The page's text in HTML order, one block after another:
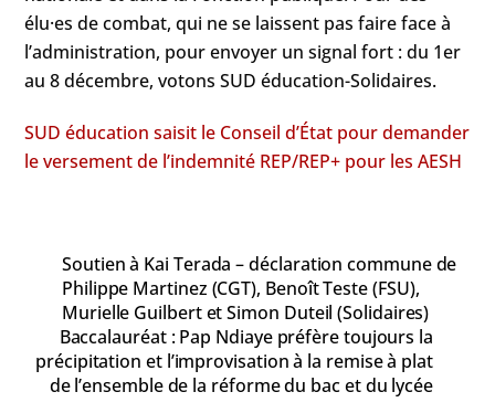
élu·es de combat, qui ne se laissent pas faire face à
l’administration, pour envoyer un signal fort : du 1er
au 8 décembre, votons SUD éducation-Solidaires.
SUD éducation saisit le Conseil d’État pour demander
le versement de l’indemnité REP/REP+ pour les AESH
Soutien à Kai Terada – déclaration commune de
Philippe Martinez (CGT), Benoît Teste (FSU),
Murielle Guilbert et Simon Duteil (Solidaires)
Baccalauréat : Pap Ndiaye préfère toujours la
précipitation et l’improvisation à la remise à plat
de l’ensemble de la réforme du bac et du lycée